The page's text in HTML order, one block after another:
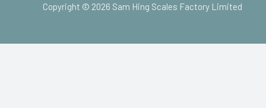
g
m
b
Copyright © 2026 Sam Hing Scales Factory Limited